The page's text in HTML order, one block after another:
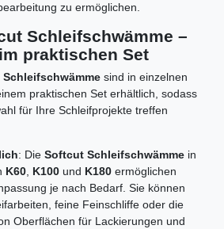
zu ermöglichen.
Schleifschwämme –
praktischen Set
sind in einzelnen
praktischen Set erhältlich, sodass
für Ihre Schleifprojekte treffen
: Die Softcut Schleifschwämme in
K60, K100 und K180 ermöglichen
je nach Bedarf. Sie können
feine Feinschliffe oder die
Oberflächen für Lackierungen und